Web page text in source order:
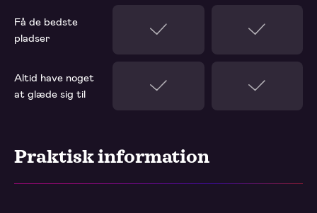
Få de bedste
pladser
Altid have noget
at glæde sig til
Praktisk information